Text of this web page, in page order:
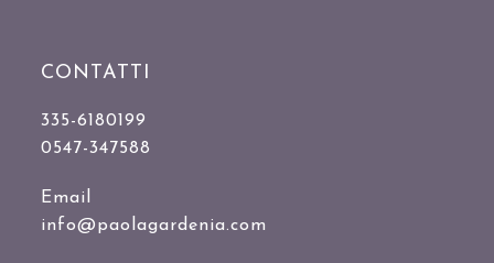
CONTATTI
335-6180199
0547-347588
Email
info@paolagardenia.com